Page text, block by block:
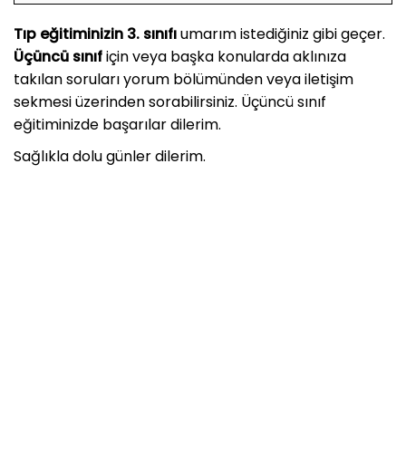
Tıp eğitiminizin 3. sınıfıumarım istediğiniz gibi geçer.
Üçüncü sınıfiçin veya başka konularda aklınıza
takılan soruları yorum bölümünden veya iletişim
sekmesi üzerinden sorabilirsiniz. Üçüncü sınıf
eğitiminizde başarılar dilerim.
Sağlıkla dolu günler dilerim.